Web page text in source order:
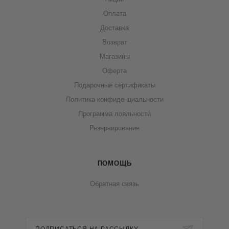
Оплата
Доставка
Возврат
Магазины
Оферта
Подарочные сертификаты
Политика конфиденциальности
Программа лояльности
Резервирование
ПОМОЩЬ
Обратная связь